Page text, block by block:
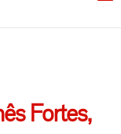
Fortes,